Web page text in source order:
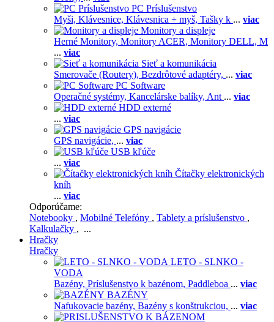
PC Príslušenstvo
Myši, Klávesnice, Klávesnica + myš, Tašky k ... viac
Monitory a displeje
Herné Monitory, Monitory ACER, Monitory DELL, M
... viac
Sieť a komunikácia
Smerovače (Routery), Bezdrôtové adaptéry, ... viac
PC Software
Operačné systémy, Kancelárske balíky, Ant ... viac
HDD externé
... viac
GPS navigácie
GPS navigácie, ... viac
USB kľúče
... viac
Čítačky elektronických
kníh
... viac
Odporúčame:
Notebooky , Mobilné Telefóny , Tablety a príslušenstvo ,
Kalkulačky , ...
Hračky
Hračky
LETO - SLNKO -
VODA
Bazény, Príslušenstvo k bazénom, Paddleboa ... viac
BAZÉNY
Nafukovacie bazény, Bazény s konštrukciou, ... viac